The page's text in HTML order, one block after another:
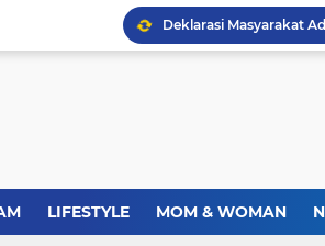
Dies Natalis SMP
LIFESTYLE MOM & WOMAN